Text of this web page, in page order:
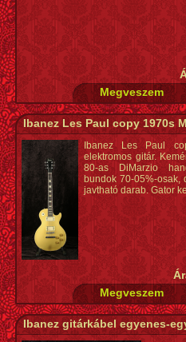
Ibanez Les Paul copy 1970s
Ibanez Les Paul
elektromos gitár.
80-as DiMarzio
bundok 70-05%-osak,
javtható darab. Gator
Ibanez gitárkábel egyenes-